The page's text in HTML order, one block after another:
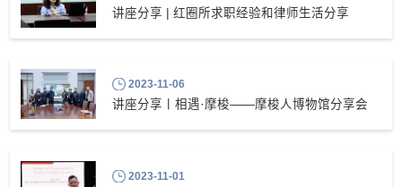
讲座分享 | 红圈所求职经验和律师生活分享
2023-11-06
讲座分享丨相遇·摩梭——摩梭人博物馆分享会
2023-11-01